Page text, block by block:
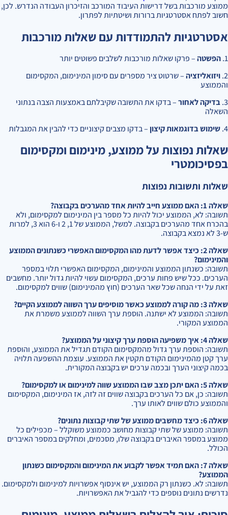
ממוצע מורכבות בשל דרישות העיבוד המורכב והזיכרון העבודה הנדרש. לכן,
חשוב לפתח אסטרטגיות ברורות ושיטתיות לפתרון.
אסטרטגיות להתמודדות עם שאלות מורכבות
1. הפשטה– פרקו שאלות מורכבות לשלבים פשוטים יותר
2. ויזואליזציה– שרטוט ציר מספרים עם סימון המינימום, המקסימום
והממוצע
3. בדיקה לאחור– בדקו את התשובה שקיבלתם באמצעות הצבה בנתוני
השאלה
4. שימוש בדוגמאות קיצון– בדקו מצבים קיצוניים כדי להבין את המגבלות
שאלות נפוצות על ממוצע, מינימום ומקסימום
בפסיכומטרי
שאלות ותשובות נפוצות
שאלה 1: האם ממוצע חייב להיות אחד מהערכים בקבוצה?
תשובה: לא, הממוצע יכול להיות כל מספר בין המינימום למקסימום, ולא
בהכרח אחד מהערכים בקבוצה. למשל, הממוצע של 1, 2 ו-6 הוא 3, למרות
ש-3 לא נמצא בקבוצה.
שאלה 2: כיצד אפשר לדעת מהו המקסימום האפשרי כשנתונים הממוצע
והמינימום?
תשובה: כשנתון הממוצע והמינימום, המקסימום האפשרי תלוי במספר
הערכים. ככל שיש פחות ערכים, המקסימום עשוי להיות גדול יותר. מחשבים
זאת על ידי הנחה שכל שאר הערכים (חוץ מהמינימום) שווים למקסימום.
שאלה 3: מה קורה לממוצע כאשר מוסיפים ערך השווה לממוצע הקיים?
תשובה: הממוצע לא ישתנה. הוספת ערך השווה לממוצע משמרת את
הממוצע המקורי.
שאלה 4: איך משפיעה הוספת ערך קיצוני על הממוצע?
תשובה: הוספת ערך גדול מהמקסימום הקודם תגדיל את הממוצע, והוספת
ערך קטן מהמינימום הקודם תקטין את הממוצע. עוצמת ההשפעה תלויה
בכמה קיצוני הערך ובכמה ערכים יש בקבוצה המקורית.
שאלה 5: האם יתכן מצב שבו הממוצע שווה למינימום או למקסימום?
תשובה: כן, אם כל הערכים בקבוצה שווים זה לזה, אז המינימום, המקסימום
והממוצע כולם שווים לאותו ערך.
שאלה 6: כיצד מחשבים ממוצע של שתי קבוצות נתונים?
תשובה: ממוצע של שתי קבוצות מחושב כממוצע משוקלל – מכפילים כל
ממוצע במספר האיברים בקבוצה שלו, מסכמים, ומחלקים במספר האיברים
הכולל.
שאלה 7: האם תמיד אפשר לקבוע את המינימום והמקסימום כשנתון
הממוצע?
תשובה: לא. כשנתון רק הממוצע, יש אינסוף אפשרויות למינימום ולמקסימום.
נדרשים נתונים נוספים כדי להגביל את האפשרויות.